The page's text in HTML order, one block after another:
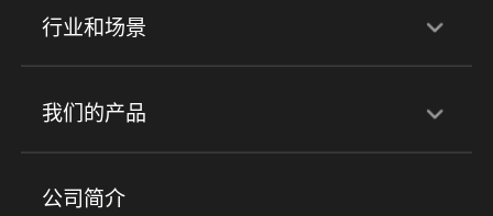
行业和场景
行业解决方案
培训机构 职业技能培训 兴趣培训
金融行业
我们的产品
产品
公司简介